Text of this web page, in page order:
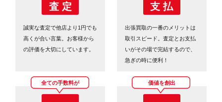
査 定
誠実な査定で他店より1円でも
高くが合い言葉。お客様から
の評価を大切にしています。
支 払
出張買取の一番のメリットは
取引スピード。査定とお支払
いがその場で完結するので、
急ぎの時に便利！
全ての手数料が 価値を創出